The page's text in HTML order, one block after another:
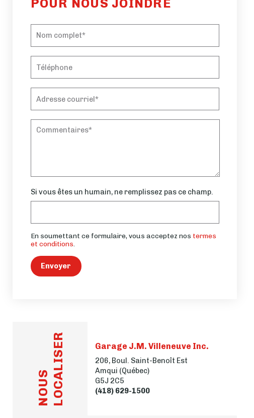
Si vous êtes un humain, ne remplissez pas ce champ.
En soumettant ce formulaire, vous acceptez nos termes
et conditions
Envoyer
NOUSLOCALISER Garage J.M. Villeneuve Inc.
206, Boul. Saint-Benoît Est
Amqui (Québec)
G5J 2C5
(418) 629-1500